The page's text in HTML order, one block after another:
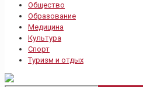
Общество
Образование
Медицина
Культура
Спорт
Туризм и отдых